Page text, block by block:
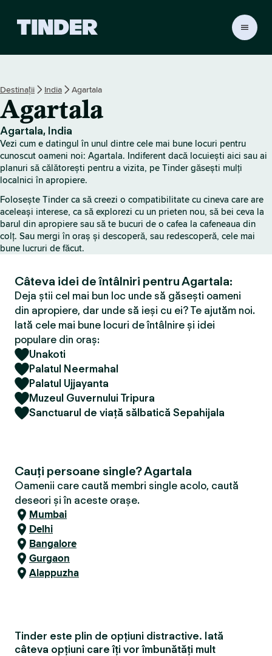
T
n
e
r
Destinații India Agartala
Agartala
Agartala, India
Vezi cum e datingul în unul dintre cele mai bune locuri pentru
cunoscut oameni noi: Agartala. Indiferent dacă locuiești aici sau ai
planuri să călătorești pentru a vizita, pe Tinder găsești mulți
localnici în apropiere.
Folosește Tinder ca să creezi o compatibilitate cu cineva care are
aceleași interese, ca să explorezi cu un prieten nou, să bei ceva la
barul din apropiere sau să te bucuri de o cafea la cafeneaua din
colț. Sau mergi în oraș și descoperă, sau redescoperă, cele mai
bune lucruri de făcut.
Câteva idei de întâlniri pentru Agartala:
Deja știi cel mai bun loc unde să găsești oameni
din apropiere, dar unde să ieși cu ei? Te ajutăm noi.
Iată cele mai bune locuri de întâlnire și idei
populare din oraș:
Unakoti
Palatul Neermahal
Palatul Ujjayanta
Muzeul Guvernului Tripura
Sanctuarul de viață sălbatică Sepahijala
Cauți persoane single? Agartala
Oamenii care caută membri single acolo, caută
deseori și în aceste orașe.
Mumbai
Delhi
Bangalore
Gurgaon
Alappuzha
Tinder este plin de opțiuni distractive. Iată
câteva opțiuni care îți vor îmbunătăți mult